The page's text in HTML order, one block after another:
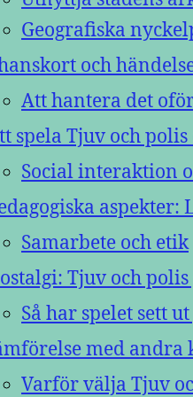
Geografiska
och
Att hantera det
spela Tjuv och
Social interaktion
aspekter:
Samarbete och etik
Tjuv och
Så har spelet sett
med andra
Varför välja Tjuv